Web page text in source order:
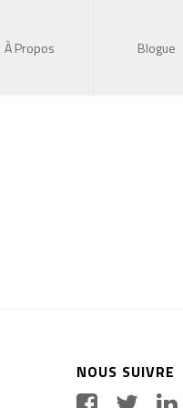
À Propos Blogue
NOUS SUIVRE